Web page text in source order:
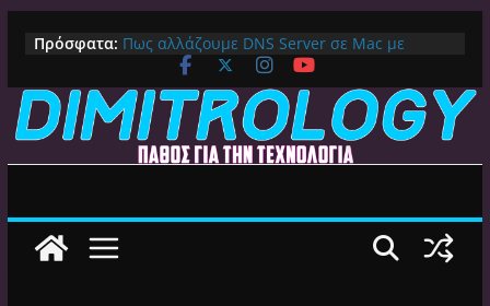
περιεχόμενο
Πρόσφατα: Πως αλλάζουμε DNS Server σε Mac με
MacOS Ventura (Macbook, Mac Mini, iMac,
κλπ)
IPVanish Προσφορά: 83% Έκπτωση στο
Premium VPN – Δες γιατί αξίζει
Alive GR Kodi: Γιατί Δεν Λειτουργεί Πλέον το
Android TV | CX File Explorer, Καθαρισμός
Ο Καλύτερος Launcher για Android TV /